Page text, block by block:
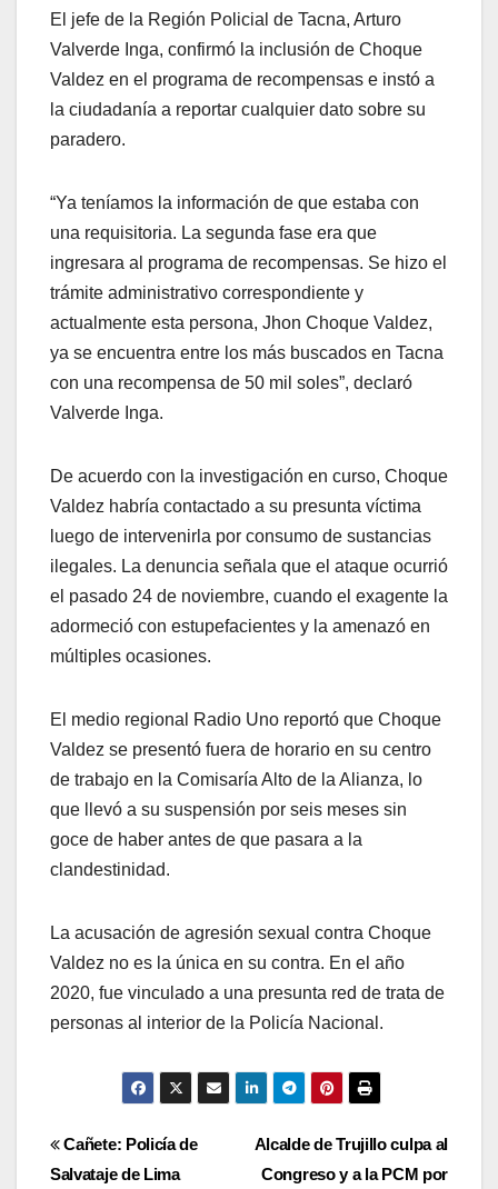
El jefe de la Región Policial de Tacna, Arturo
Valverde Inga, confirmó la inclusión de Choque
Valdez en el programa de recompensas e instó a
la ciudadanía a reportar cualquier dato sobre su
paradero.
“Ya teníamos la información de que estaba con
una requisitoria. La segunda fase era que
ingresara al programa de recompensas. Se hizo el
trámite administrativo correspondiente y
actualmente esta persona, Jhon Choque Valdez,
ya se encuentra entre los más buscados en Tacna
con una recompensa de 50 mil soles”, declaró
Valverde Inga.
De acuerdo con la investigación en curso, Choque
Valdez habría contactado a su presunta víctima
luego de intervenirla por consumo de sustancias
ilegales. La denuncia señala que el ataque ocurrió
el pasado 24 de noviembre, cuando el exagente la
adormeció con estupefacientes y la amenazó en
múltiples ocasiones.
El medio regional Radio Uno reportó que Choque
Valdez se presentó fuera de horario en su centro
de trabajo en la Comisaría Alto de la Alianza, lo
que llevó a su suspensión por seis meses sin
goce de haber antes de que pasara a la
clandestinidad.
La acusación de agresión sexual contra Choque
Valdez no es la única en su contra. En el año
2020, fue vinculado a una presunta red de trata de
personas al interior de la Policía Nacional.
Navegación
Alcalde de Trujillo culpa al
Congreso y a la PCM por
Cañete: Policía de
Salvataje de Lima